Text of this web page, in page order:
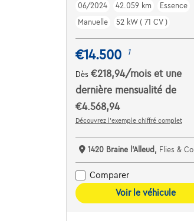
06/2024 42.059 km
Essence
Manuelle
52 kW ( 71 CV )
€14.500 1
Dès €218,94/mois et une
dernière mensualité de
€4.568,94
Découvrez l’exemple chiffré complet
1420 Braine l'Alleud, Flies & Co
Comparer
Voir le véhicule